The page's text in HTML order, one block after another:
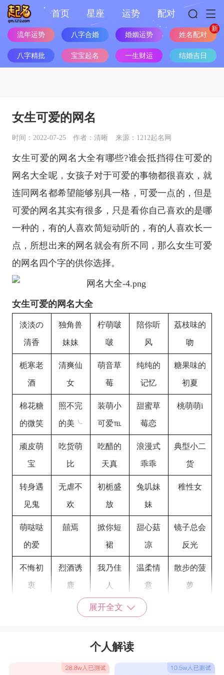
首页 星座 运势 配对
流年运势 八字合婚 婚姻运势 姓名配对
八字精批 宝宝起名 一生财运 结婚吉日
女生可爱的网名
时间：2022-07-25 作者：清晰 来源：1212起名网
女生可爱的网名大全有哪些?谁会抵挡得住可爱的
网名大全呢，女孩子对于可爱的事物都很喜欢，就
连同网名都希望能够别具一格，可爱一点的，但是
可爱的网名其实有很多，只是看你自己喜欢的是哪
一种的，有的人喜欢简短动听的，有的人喜欢长一
点，所想出来的网名就会有所不同，那么女生可爱
的网名四个字的供你选择。
女生可爱的网名大全
淡淡の
清香
独角兽
妹妹
柠萌啵
啵
陪你听
风
荔枝味的
吻
栀寒老
酒
清爽仙
女
萌音草
莓
纯纯的
记忆
糖果味的
初夏
棉花糖
的微笑
照不完
的美 ╰
装萌小
可爱℡
甜蜜草
莓恋
桃萌萌i
顽皮萌
宝
吃货萌
比
吃醋的
天真
浪漫式
乖乖
典型小二
货
转身遇
见鬼
无虐不
欢
初栀盛
放
兔叽妹
妹
稚性女
萌哒哒
的爱
囍焉 掀你短
裙
甜心菇
凉
镜子总会
反光
不悔初
衷
烈酒诱
鹿
我乃佳
人
温柔情
意
散步的菠
萝
天真烂 风味是 激萌美
女生可爱的网名四个字
一闪一 心凉你 贪嘴的猫
展开全文
个人解读